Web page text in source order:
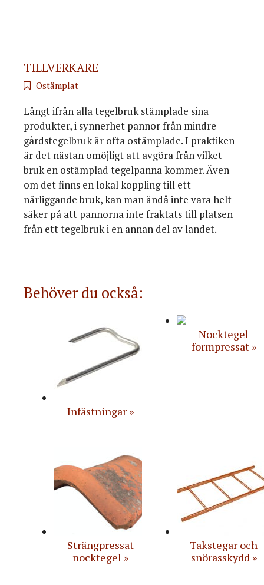
TILLVERKARE
Ostämplat
Långt ifrån alla tegelbruk stämplade sina
produkter, i synnerhet pannor från mindre
gårdstegelbruk är ofta ostämplade. I praktiken
är det nästan omöjligt att avgöra från vilket
bruk en ostämplad tegelpanna kommer. Även
om det finns en lokal koppling till ett
närliggande bruk, kan man ändå inte vara helt
säker på att pannorna inte fraktats till platsen
från ett tegelbruk i en annan del av landet.
Behöver du också:
Infästningar
Nocktegel
formpressat
Strängpressat
nocktegel
Takstegar och
snörasskydd